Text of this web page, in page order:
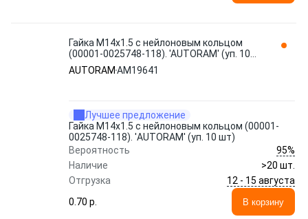
Гайка М14x1.5 с нейлоновым кольцом
(00001-0025748-118). 'AUTORAM' (уп. 10
шт) AM19641
AUTORAM AM19641
Лучшее предложение
Гайка М14x1.5 с нейлоновым кольцом (00001-
0025748-118). 'AUTORAM' (уп. 10 шт)
Вероятность
95%
Наличие
>20 шт.
Отгрузка
12 - 15 августа
0.70 p.
В корзину